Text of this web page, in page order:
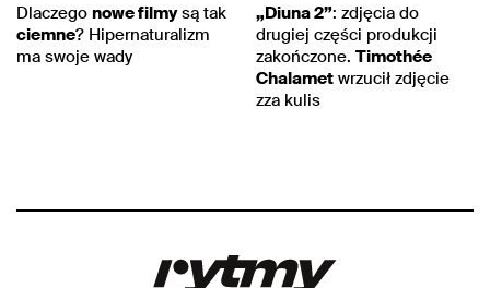
Dlaczego nowe filmysą tak
ciemne? Hipernaturalizm
ma swoje wady
„Diuna 2”: zdjęcia do
drugiej części produkcji
zakończone. Timothée
Chalamet wrzucił zdjęcie
zza kulis